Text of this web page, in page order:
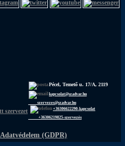
Pécel, Temető u. 17/A, 2119
kapcsolat@szadvar.hu
szervezes@szadvar.hu
+36306622290-kapcsolat
+36306219825-szervezés
Adatvédelem (GDPR)